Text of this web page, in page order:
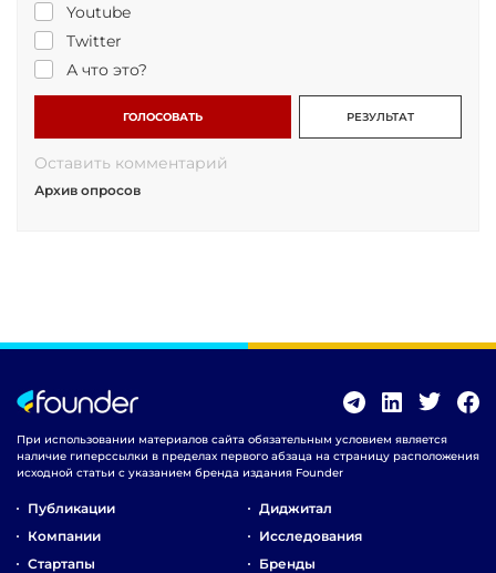
Youtube
Twitter
А что это?
ГОЛОСОВАТЬ РЕЗУЛЬТАТ
Оставить комментарий
Архив опросов
При использовании материалов сайта обязательным условием является
наличие гиперссылки в пределах первого абзаца на страницу расположения
исходной статьи с указанием бренда издания Founder
Публикации
Компании
Стартапы
Диджитал
Исследования
Бренды